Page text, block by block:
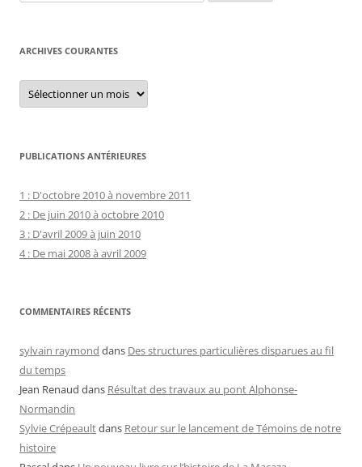
ARCHIVES COURANTES
Archives
courantes
PUBLICATIONS ANTÉRIEURES
1 : D'octobre 2010 à novembre 2011
2 : De juin 2010 à octobre 2010
3 : D'avril 2009 à juin 2010
4 : De mai 2008 à avril 2009
COMMENTAIRES RÉCENTS
sylvain raymond dans Des structures particulières disparues au fil
du temps
Jean Renaud dans Résultat des travaux au pont Alphonse-
Normandin
Sylvie Crépeaultdans Retour sur le lancement de Témoins de notre
histoire